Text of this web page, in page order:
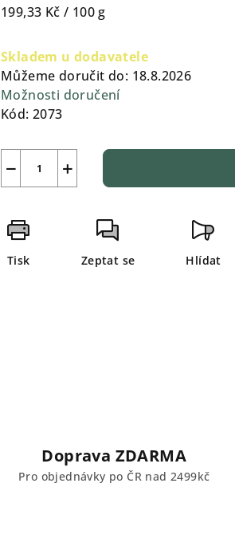
Měrná
199,33 Kč / 100 g
Skladem u dodavatele
Můžeme doručit do: 18.8.2026
Možnosti doručení
Kód: 2073
+
−
Tisk Zeptat se Hlídat
Doprava ZDARMA
Pro objednávky po ČR nad 2499kč